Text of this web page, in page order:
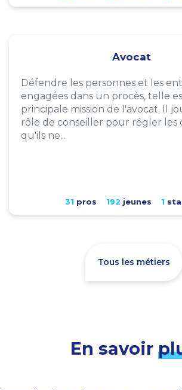
Avocat
Défendre les personnes et les
engagées dans un procès, telle
principale mission de l'avocat. Il
rôle de conseiller pour régler les
qu'ils ne...
31 pros 192 jeunes 1
Tous les métiers
En savoir